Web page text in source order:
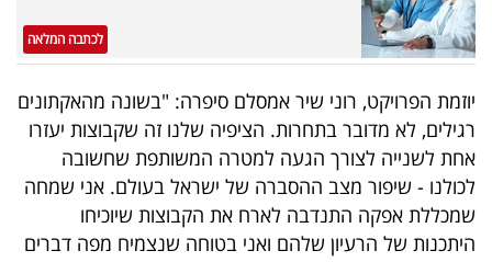
לכתבה המלאה
יוזמת הפרויקט, רוני שיר אמסלם סיפרה: "בשונה מהאקתונים
רגילים, לא מדובר בתחרות. הציפיה שלנו זה שקבוצות יעזרו
אחת לשנייה לצורך הגעה למטרה המשותפת שחשובה
לכולנו - שיפור מצב ההסברה של ישראל בעולם. אני שמחה
שמכללת אפקה התנדבה לארח את הקבוצות שיוכיחו
היתכנות של הרעיון שלהם ואני בטוחה שנצמיח מפה דברים